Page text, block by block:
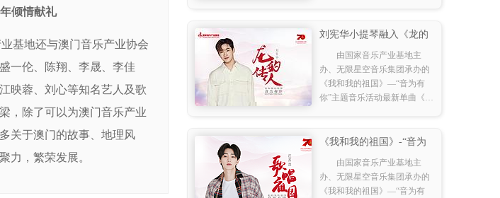
倾情献礼
基地还与澳门音乐产业协会
一伦、陈翔、李晟、李佳
映蓉、刘心等知名艺人及歌
，除了可以为澳门音乐产业
关于澳门的故事、地理风
力，繁荣发展。
艺作品上继续奋力前行。
刘宪华小提琴融入《龙的
由国家音乐产业基地主
办、无限星空音乐集团承办的
《我和我的祖国》—“音为有
你”主题音乐活动最新单曲《龙
《我和我的祖国》-“音为
国》全网震撼上线
由国家音乐产业基地主
办、无限星空音乐集团承办的
《我和我的祖国》—“音为有